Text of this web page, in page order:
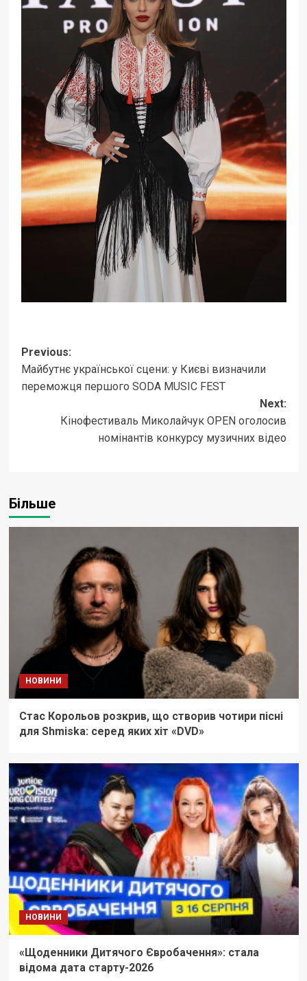
Post
navigation
Previous:
Майбутнє української сцени: у Києві визначили
переможця першого SODA MUSIC FEST
Next:
Кінофестиваль Миколайчук OPEN оголосив
номінантів конкурсу музичних відео
Більше
НОВИНИ
Стас Корольов розкрив, що створив чотири пісні
для Shmiska: серед яких хіт «DVD»
НОВИНИ
«Щоденники Дитячого Євробачення»: стала
відома дата старту-2026